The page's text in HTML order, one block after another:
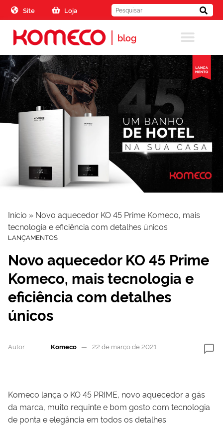
Skip to the content
Site Loja
blog
Início » Novo aquecedor KO 45 Prime Komeco, mais
tecnologia e eficiência com detalhes únicos
LANÇAMENTOS
Novo aquecedor KO 45 Prime
Komeco, mais tecnologia e
eficiência com detalhes
únicos
Autor Komeco 22 de março de 2021
Komeco lança o KO45 PRIME, novo aquecedor a gás
da marca, muito requinte e bom gosto com tecnologia
de ponta e elegância em todos os detalhes.